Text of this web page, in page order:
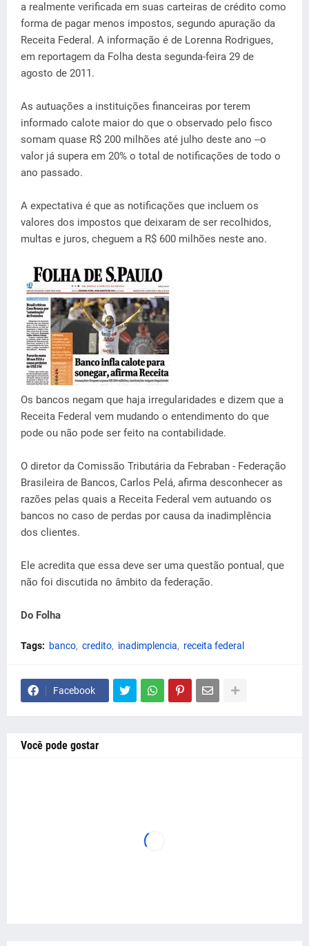
a realmente verificada em suas carteiras de crédito como
forma de pagar menos impostos, segundo apuração da
Receita Federal. A informação é de Lorenna Rodrigues,
em reportagem da Folha desta segunda-feira 29 de
agosto de 2011.
As autuações a instituições financeiras por terem
informado calote maior do que o observado pelo fisco
somam quase R$ 200 milhões até julho deste ano --o
valor já supera em 20% o total de notificações de todo o
ano passado.
A expectativa é que as notificações que incluem os
valores dos impostos que deixaram de ser recolhidos,
multas e juros, cheguem a R$ 600 milhões neste ano.
Os bancos negam que haja irregularidades e dizem que a
Receita Federal vem mudando o entendimento do que
pode ou não pode ser feito na contabilidade.
O diretor da Comissão Tributária da Febraban - Federação
Brasileira de Bancos, Carlos Pelá, afirma desconhecer as
razões pelas quais a Receita Federal vem autuando os
bancos no caso de perdas por causa da inadimplência
dos clientes.
Ele acredita que essa deve ser uma questão pontual, que
não foi discutida no âmbito da federação.
Do Folha
Tags: banco credito inadimplencia receita federal
Facebook
Você pode gostar